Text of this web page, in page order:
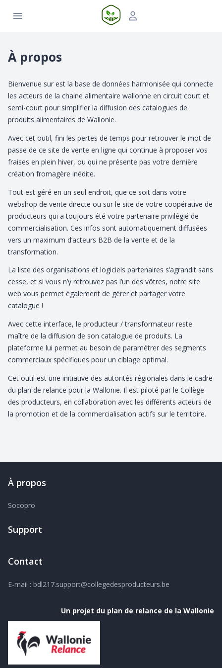
À propos
Bienvenue sur est la base de données harmonisée qui connecte
les acteurs de la chaine alimentaire wallonne en circuit court et
semi-court pour simplifier la diffusion des catalogues de
produits alimentaires de Wallonie.
Avec cet outil, fini les pertes de temps pour retrouver le mot de
passe de ce site de vente en ligne qui continue à proposer vos
fraises en plein hiver, ou qui ne présente pas votre dernière
création fromagère inédite.
Tout est géré en un seul endroit, que ce soit dans votre
webshop de vente directe ou sur le site de votre coopérative de
producteurs qui a toujours été votre partenaire privilégié de
commercialisation. Ces infos sont automatiquement diffusées
vers un maximum d’acteurs B2B de la vente et de la
transformation.
La liste des organisations et logiciels partenaires s’agrandit sans
cesse, et si vous n’y retrouvez pas l’un des vôtres, notre site
web vous permet également de gérer et partager votre
catalogue !
Avec cette interface, le producteur / transformateur reste
maître de la diffusion de son catalogue de produits. La
plateforme lui permet au besoin de paramétrer des segments
commerciaux spécifiques pour un ciblage optimal.
Cet outil est une initiative des autorités régionales dans le cadre
du plan de relance pour la Wallonie. Il est piloté par le Collège
des producteurs, en collaboration avec les différents acteurs de
la promotion et de la commercialisation actifs sur le territoire.
À propos
Socopro
Support
Contact
E-mail : bdl217.support@collegedesproducteurs.be
Un projet du plan de relance de la Wallonie